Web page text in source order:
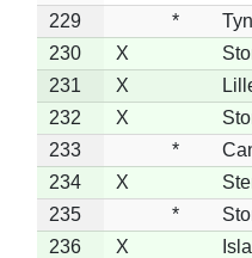
229
*
230
X
231
X
232
X
233
*
234
X
235
*
236
X